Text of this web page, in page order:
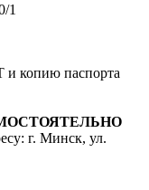
1
копию паспорта
г. Минск, ул.